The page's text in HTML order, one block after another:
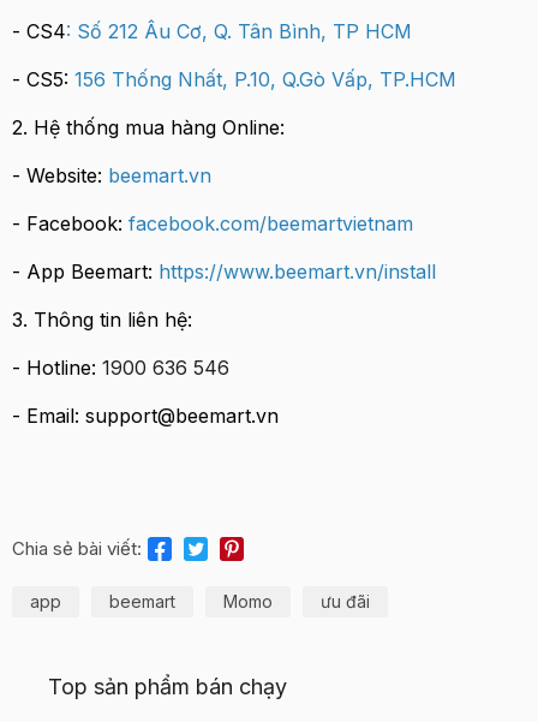
- CS4: Số 212 Âu Cơ, Q. Tân Bình, TP HCM
- CS5: 156 Thống Nhất, P.10, Q.Gò Vấp, TP.HCM
2. Hệ thống mua hàng Online:
- Website: beemart.vn
- Facebook: facebook.com/beemartvietnam
- App Beemart: https://www.beemart.vn/install
3. Thông tin liên hệ:
- Hotline: 1900 636 546
- Email: support@beemart.vn
Chia sẻ bài viết:
app beemart Momo ưu đãi
Top sản phẩm bán chạy